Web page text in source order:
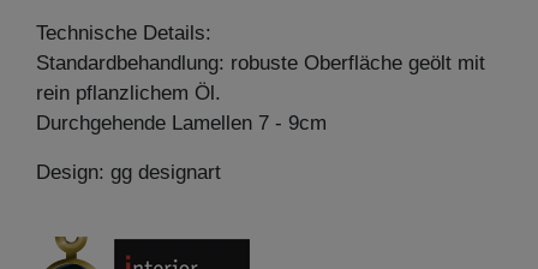
Technische Details:
Standardbehandlung: robuste Oberfläche geölt mit
rein pflanzlichem Öl.
Durchgehende Lamellen 7 - 9cm
Design: gg designart